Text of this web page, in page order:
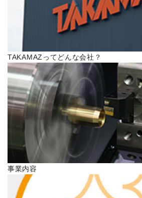
高松流技
ご利用に際して
当社のセキュリティへの取り組み
プライバシーポリシー
ENGLISH
TAKAMAZってどんな会社？
事業内容